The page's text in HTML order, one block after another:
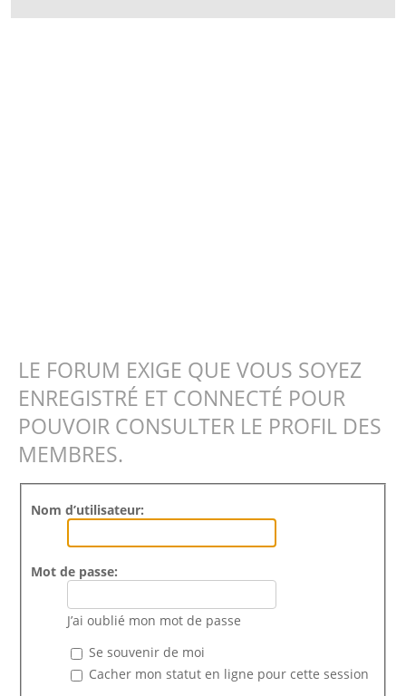
LE FORUM EXIGE QUE VOUS SOYEZ
ENREGISTRÉ ET CONNECTÉ POUR
POUVOIR CONSULTER LE PROFIL DES
MEMBRES.
Nom d’utilisateur:
Mot de passe:
J’ai oublié mon mot de passe
Se souvenir de moi
Cacher mon statut en ligne pour cette session